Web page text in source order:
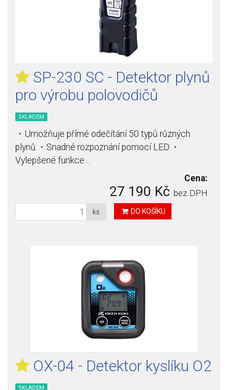
SP-230 SC - Detektor plynů
pro výrobu polovodičů
SKLADEM
・Umožňuje přímé odečítání 50 typů různých
plynů.・Snadné rozpoznání pomocí LED.・
Vylepšené funkce…
Cena:
27 190 Kč bez DPH
ks DO KOŠÍKU
OX-04 - Detektor kyslíku O2
SKLADEM